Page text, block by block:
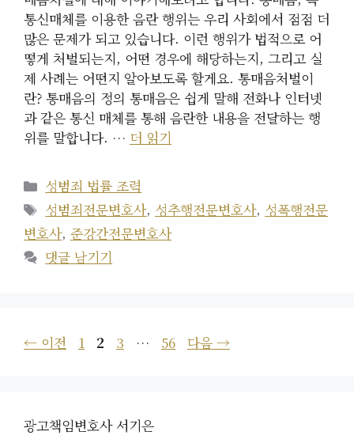
통신매체를 이용한 음란 행위는 우리 사회에서 점점 더
많은 문제가 되고 있습니다. 이런 행위가 법적으로 어
떻게 처벌되는지, 어떤 경우에 해당하는지, 그리고 실
제 사례는 어떤지 알아보도록 할게요. 통매음처벌이
란? 통매음의 정의 통매음은 쉽게 말해 전화나 인터넷
과 같은 통신 매체를 통해 음란한 내용을 전달하는 행
위를 말합니다. … 더 읽기
카
테
고
리
성범죄 법률 조력
태
그
성범죄전문변호사, 성추행전문변호사, 성폭행전문
변호사, 준강간전문변호사
댓글 남기기
← 이전
페
1
페
2
페
3 …
페
56 다음 →
광고책임변호사 서기은